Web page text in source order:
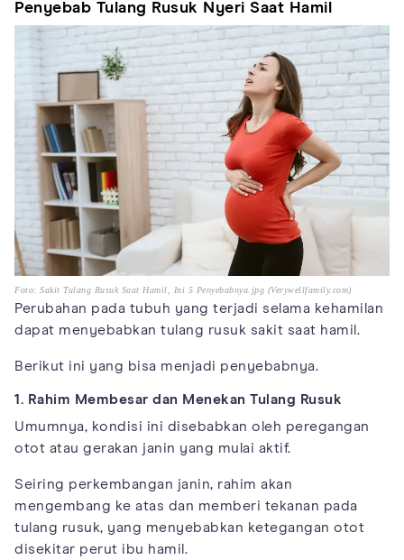
Penyebab Tulang Rusuk Nyeri Saat Hamil
Foto: Sakit Tulang Rusuk Saat Hamil, Ini 5 Penyebabnya.jpg (Verywellfamily.com)
Perubahan pada tubuh yang terjadi selama kehamilan
dapat menyebabkan tulang rusuk sakit saat hamil.
Berikut ini yang bisa menjadi penyebabnya.
1. Rahim Membesar dan Menekan Tulang Rusuk
Umumnya, kondisi ini disebabkan oleh peregangan
otot atau gerakan janin yang mulai aktif.
Seiring perkembangan janin, rahim akan
mengembang ke atas dan memberi tekanan pada
tulang rusuk, yang menyebabkan ketegangan otot
disekitar perut ibu hamil.